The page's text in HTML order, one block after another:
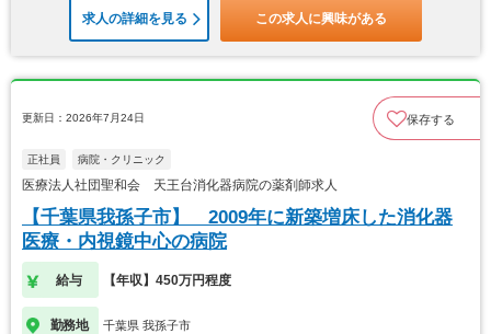
求人の詳細を見る この求人に興味がある
更新日：2026年7月24日 保存する
正社員 病院・クリニック
医療法人社団聖和会 天王台消化器病院の薬剤師求人
【千葉県我孫子市】 2009年に新築増床した消化器
医療・内視鏡中心の病院
給与 【年収】450万円程度
勤務地 千葉県 我孫子市